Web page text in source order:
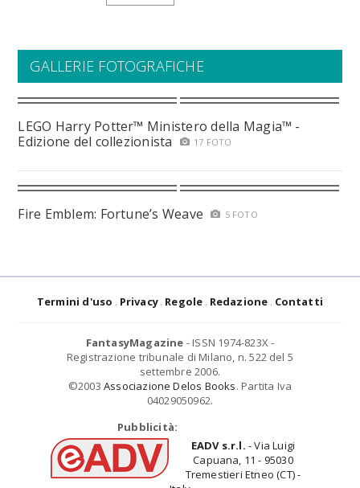
GALLERIE FOTOGRAFICHE
LEGO Harry Potter™ Ministero della Magia™ -
Edizione del collezionista
17 FOTO
Fire Emblem: Fortune’s Weave 5 FOTO
Termini d'uso Privacy Regole Redazione Contatti
FantasyMagazine - ISSN 1974-823X -
Registrazione tribunale di Milano, n. 522 del 5
settembre 2006.
©2003 Associazione Delos Books. Partita Iva
04029050962.
Pubblicità:
EADV s.r.l. - Via Luigi
Capuana, 11 - 95030
Tremestieri Etneo (CT) -